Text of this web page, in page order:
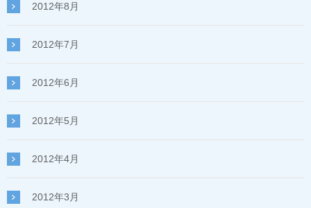
2012年8月
2012年7月
2012年6月
2012年5月
2012年4月
2012年3月